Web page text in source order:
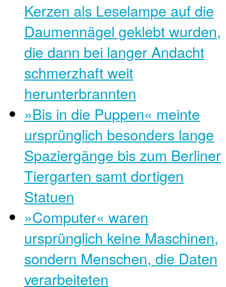
Kerzen als Leselampe auf die
Daumennägel geklebt wurden,
die dann bei langer Andacht
schmerzhaft weit
herunterbrannten
»Bis in die Puppen« meinte
ursprünglich besonders lange
Spaziergänge bis zum Berliner
Tiergarten samt dortigen
Statuen
»Computer« waren
ursprünglich keine Maschinen,
sondern Menschen, die Daten
verarbeiteten